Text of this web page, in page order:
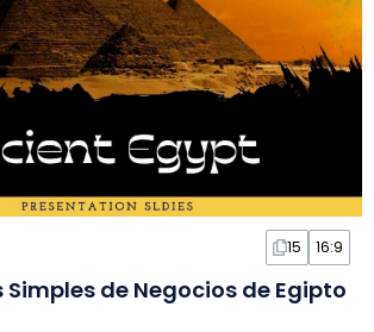
15 16:9
de Negocios de Egipto